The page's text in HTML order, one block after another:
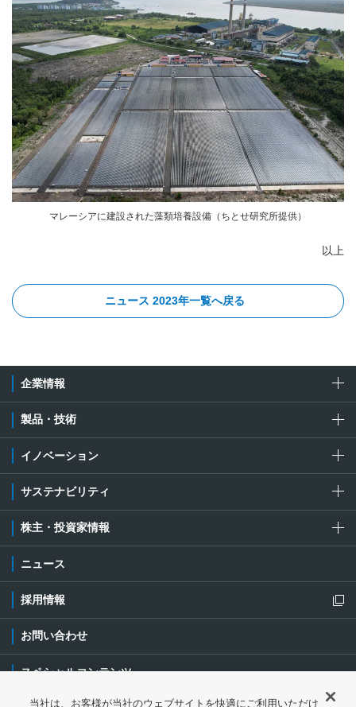
マレーシアに建設された藻類培養設備（ちとせ研究所提供）
以上
ニュース 2023年一覧へ戻る
企業情報
製品・技術
イノベーション
サステナビリティ
株主・投資家情報
ニュース
採用情報
新規ウィンドウを開きます
お問い合わせ
スペシャルコンテンツ
当社は、お客様が当社のウェブサイトを快適にご利用いただけ